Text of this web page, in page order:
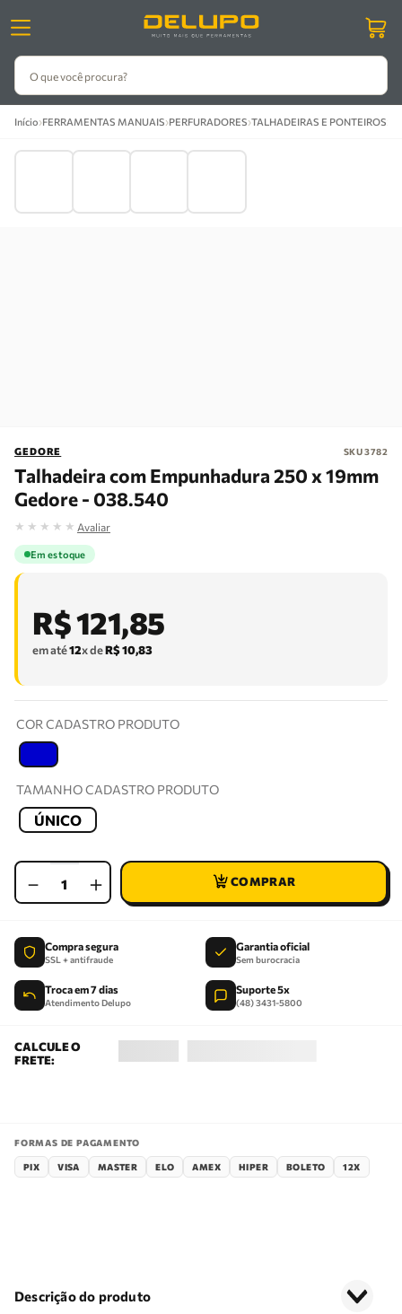
O que você procura?
Início›FERRAMENTAS MANUAIS›PERFURADORES›TALHADEIRAS E PONTEIROS
GEDORE SKU3782
Talhadeira com Empunhadura 250 x 19mm
Gedore - 038.540
★ ★ ★ ★ ★ Avaliar
Em estoque
R$121,85
em até12x deR$10,83
COR CADASTRO PRODUTO
TAMANHO CADASTRO PRODUTO
ÚNICO
＋
－
Compra segura
SSL + antifraude
Garantia oficial
Sem burocracia
Troca em 7 dias
Atendimento Delupo
Suporte 5x
(48) 3431-5800
FORMAS DE PAGAMENTO
PIX VISA MASTER ELO AMEX HIPER BOLETO 12X
Descrição do produto